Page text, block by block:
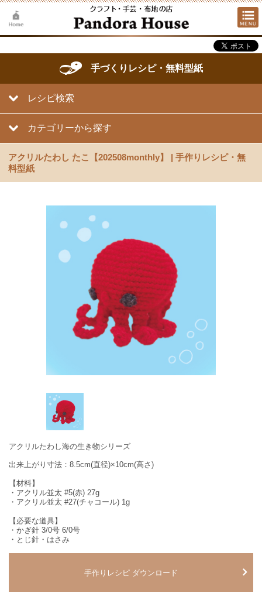
手づくりレシピ・無料型紙
レシピ検索
カテゴリーから探す
アクリルたわし たこ【202508monthly】 | 手作りレシピ・無
料型紙
アクリルたわし海の生き物シリーズ
出来上がり寸法：8.5cm(直径)×10cm(高さ)
【材料】
・アクリル並太 #5(赤) 27g
・アクリル並太 #27(チャコール) 1g
【必要な道具】
・かぎ針 3/0号 6/0号
・とじ針・はさみ
手作りレシピ ダウンロード